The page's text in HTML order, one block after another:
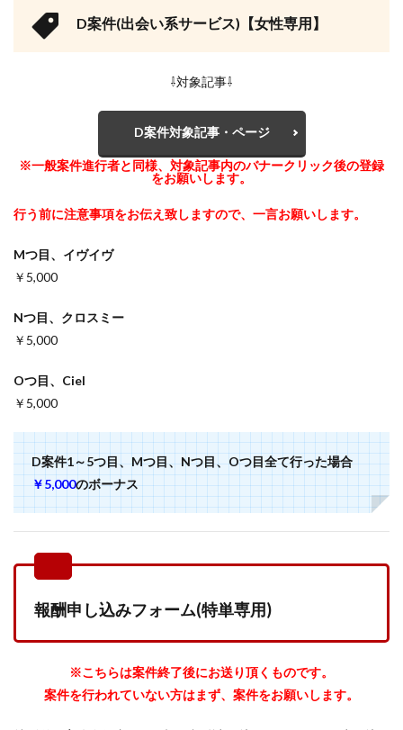
D案件(出会い系サービス)【女性専用】
⇩対象記事⇩
D案件対象記事・ページ
※一般案件進行者と同様、対象記事内のバナークリック後の登録
をお願いします。
行う前に注意事項をお伝え致しますので、一言お願いします。
Mつ目、イヴイヴ
￥5,000
Nつ目、クロスミー
￥5,000
Oつ目、Ciel
￥5,000
D案件1～5つ目、Mつ目、Nつ目、Oつ目全て行った場合
￥5,000のボーナス
報酬申し込みフォーム(特単専用)
※こちらは案件終了後にお送り頂くものです。
案件を行われていない方はまず、案件をお願いします。